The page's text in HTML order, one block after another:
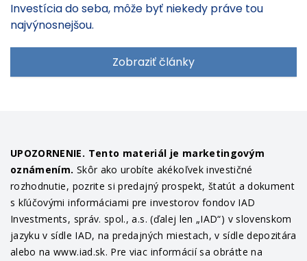
Investícia do seba, môže byť niekedy práve tou
najvýnosnejšou.
Zobraziť články
UPOZORNENIE. Tento materiál je marketingovým
oznámením. Skôr ako urobíte akékoľvek investičné
rozhodnutie, pozrite si predajný prospekt, štatút a dokument
s kľúčovými informáciami pre investorov fondov IAD
Investments, správ. spol., a.s. (ďalej len „IAD“) v slovenskom
jazyku v sídle IAD, na predajných miestach, v sídle depozitára
alebo na www.iad.sk. Pre viac informácií sa obráťte na